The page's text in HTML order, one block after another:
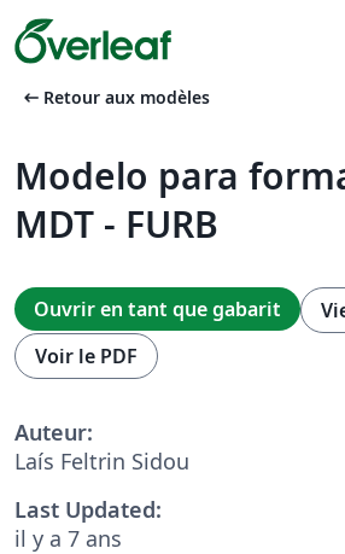
arrow_left_alt Retour aux modèles
Modelo para
MDT - FURB
Ouvrir en tant que gabarit
Voir le PDF
Auteur:
Laís Feltrin Sidou
Last Updated:
il y a 7 ans